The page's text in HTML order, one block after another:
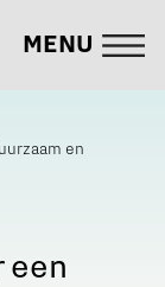
MENU
en
een